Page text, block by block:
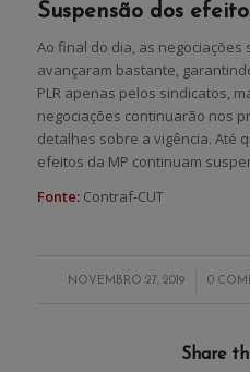
Suspensão dos
Ao final do dia, as
avançaram bastante,
PLR apenas pelos sindicatos,
negociações continuarão nos
detalhes sobre a vigência. Até
efeitos da MP continuam
Fonte:Contraf-CUT
NOVEMBRO 27, 2019
/ 0
Share